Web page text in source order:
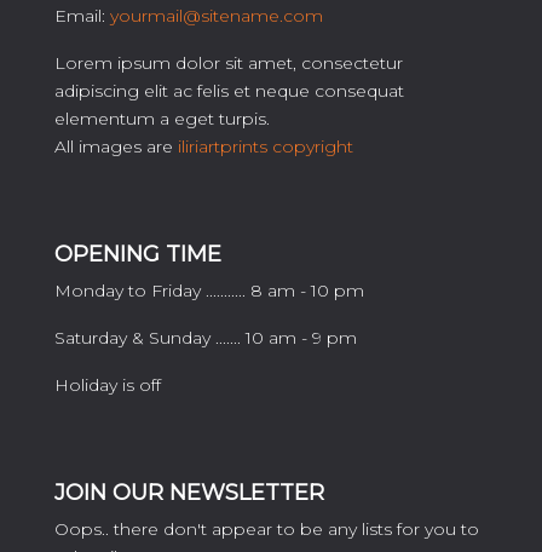
Email: yourmail@sitename.com
Lorem ipsum dolor sit amet, consectetur
adipiscing elit ac felis et neque consequat
elementum a eget turpis.
All images are iliriartprints copyright
OPENING TIME
Monday to Friday ........... 8 am - 10 pm
Saturday & Sunday ....... 10 am - 9 pm
Holiday is off
JOIN OUR NEWSLETTER
Oops.. there don't appear to be any lists for you to